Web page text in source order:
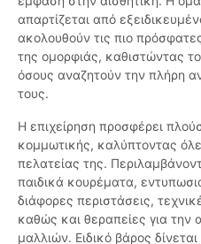
απαρτίζεται από
ακολουθούν τις πιο
της ομορφιάς, καθιστώντας
όσους αναζητούν την πλήρη
τους.
Η επιχείρηση προσφέρει
κομμωτικής, καλύπτοντας
πελατείας της.
παιδικά κουρέματα,
διάφορες περιστάσεις,
καθώς και θεραπείες για
μαλλιών. Ειδικό βάρος